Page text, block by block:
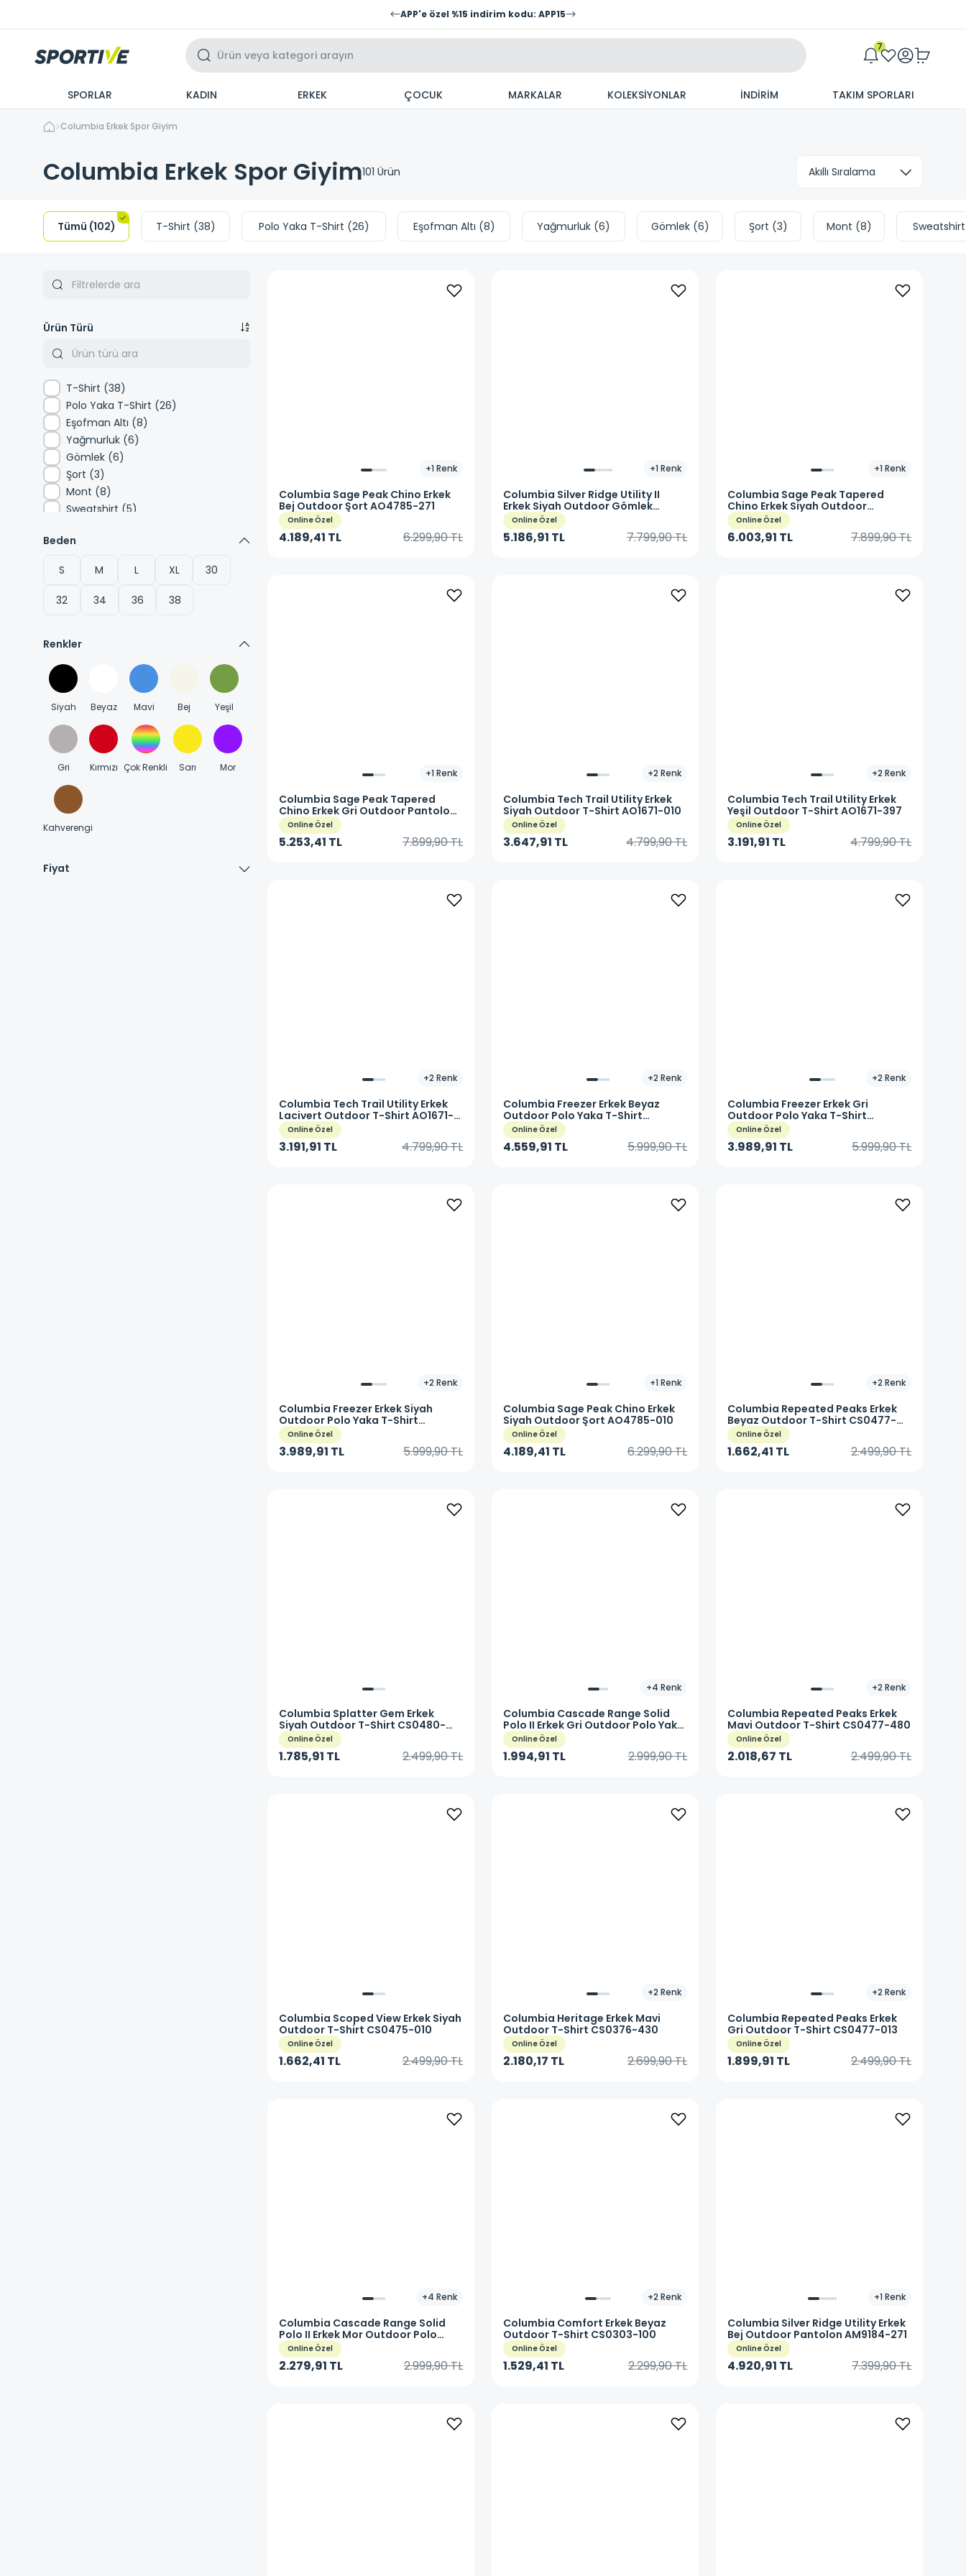
APP'e özel %15 indirim kodu: APP15
7
SPORLAR KADIN ERKEK ÇOCUK MARKALAR KOLEKSİYONLAR İNDİRİM TAKIM SPORLARI
Columbia Erkek Spor Giyim
Columbia Erkek Spor Giyim101 Ürün
Tümü (102) T-Shirt (38) Polo Yaka T-Shirt (26) Eşofman Altı (8) Yağmurluk (6) Gömlek(6) Şort (3) Mont (8) Sweatshirt
Ürün Türü
T-Shirt (38)
Polo Yaka T-Shirt (26)
Eşofman Altı (8)
Yağmurluk (6)
Gömlek (6)
Şort (3)
Mont (8)
Sweatshirt (5)
Softshell
Beden
S M L XL 30
32 34 36 38
Renkler
Siyah Beyaz Mavi Bej Yeşil
Gri Kırmızı Çok Renkli Sarı Mor
Kahverengi
Fiyat
+1 Renk
Columbia Sage Peak Chino Erkek
Bej Outdoor Şort AO4785-271
Online Özel
4.189,41 TL 6.299,90 TL
+1 Renk
Columbia Silver Ridge Utility II
Erkek Siyah Outdoor Gömlek
AM3465-010
Online Özel
5.186,91 TL 7.799,90 TL
+1 Renk
Columbia Sage Peak Tapered
Chino Erkek Siyah Outdoor
Pantolon AO3590-010
Online Özel
6.003,91 TL 7.899,90 TL
+1 Renk
Columbia Sage Peak Tapered
Chino Erkek Gri Outdoor Pantolon
AO3590-023
Online Özel
5.253,41 TL 7.899,90 TL
+2 Renk
Columbia Tech Trail Utility Erkek
Siyah Outdoor T-Shirt AO1671-010
Online Özel
3.647,91 TL 4.799,90 TL
+2 Renk
Columbia Tech Trail Utility Erkek
Yeşil Outdoor T-Shirt AO1671-397
Online Özel
3.191,91 TL 4.799,90 TL
+2 Renk
Columbia Tech Trail Utility Erkek
Lacivert Outdoor T-Shirt AO1671-
465Online Özel
3.191,91 TL 4.799,90 TL
+2 Renk
Columbia Freezer Erkek Beyaz
Outdoor Polo Yaka T-Shirt
FM4923-100
Online Özel
4.559,91 TL 5.999,90 TL
+2 Renk
Columbia Freezer Erkek Gri
Outdoor Polo Yaka T-Shirt
FM4923-019
Online Özel
3.989,91 TL 5.999,90 TL
+2 Renk
Columbia Freezer Erkek Siyah
Outdoor Polo Yaka T-Shirt
FM4923-011
Online Özel
3.989,91 TL 5.999,90 TL
+1 Renk
Columbia Sage Peak Chino Erkek
Siyah Outdoor Şort AO4785-010
Online Özel
4.189,41 TL 6.299,90 TL
+2 Renk
Columbia Repeated Peaks Erkek
Beyaz Outdoor T-Shirt CS0477-
100Online Özel
1.662,41 TL 2.499,90 TL
Columbia Splatter Gem Erkek
Siyah Outdoor T-Shirt CS0480-
010Online Özel
1.785,91 TL 2.499,90 TL
+4 Renk
Columbia Cascade Range Solid
Polo II Erkek Gri Outdoor Polo Yaka
T-Shirt CS0214-019
Online Özel
1.994,91 TL 2.999,90 TL
+2 Renk
Columbia Repeated Peaks Erkek
Mavi Outdoor T-Shirt CS0477-480
Online Özel
2.018,67 TL 2.499,90 TL
Columbia Scoped View Erkek Siyah
Outdoor T-Shirt CS0475-010
Online Özel
1.662,41 TL 2.499,90 TL
+2 Renk
Columbia Heritage Erkek Mavi
Outdoor T-Shirt CS0376-430
Online Özel
2.180,17 TL 2.699,90 TL
+2 Renk
Columbia Repeated Peaks Erkek
Gri Outdoor T-Shirt CS0477-013
Online Özel
1.899,91 TL 2.499,90 TL
+4 Renk
Columbia Cascade Range Solid
Polo II Erkek Mor Outdoor Polo
Yaka T-Shirt CS0214-556
Online Özel
2.279,91 TL 2.999,90 TL
+2 Renk
Columbia Comfort Erkek Beyaz
Outdoor T-Shirt CS0303-100
Online Özel
1.529,41 TL 2.299,90 TL
+1 Renk
Columbia Silver Ridge Utility Erkek
Bej Outdoor Pantolon AM9184-271
Online Özel
4.920,91 TL 7.399,90 TL